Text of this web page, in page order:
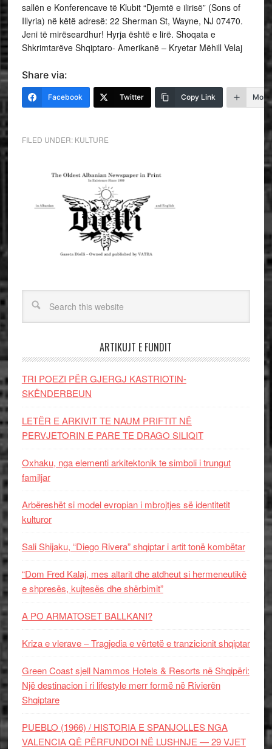
sallën e Konferencave të Klubit “Djemtë e ilirisë” (Sons of
Illyria) në këtë adresë: 22 Sherman St, Wayne, NJ 07470.
Jeni të mirëseardhur! Hyrja është e lirë. Shoqata e
Shkrimtarëve Shqiptaro- Amerikanë – Kryetar Mëhill Velaj
Share via:
Facebook Twitter Copy Link More
FILED UNDER: KULTURE
ARTIKUJT E FUNDIT
TRI POEZI PËR GJERGJ KASTRIOTIN-
SKËNDERBEUN
LETËR E ARKIVIT TE NAUM PRIFTIT NË
PERVJETORIN E PARE TE DRAGO SILIQIT
Oxhaku, nga elementi arkitektonik te simboli i trungut
familjar
Arbëreshët si model evropian i mbrojtjes së identitetit
kulturor
Sali Shijaku, “Diego Rivera” shqiptar i artit tonë kombëtar
“Dom Fred Kalaj, mes altarit dhe atdheut si hermeneutikë
e shpresës, kujtesës dhe shërbimit”
A PO ARMATOSET BALLKANI?
Kriza e vlerave – Tragjedia e vërtetë e tranzicionit shqiptar
Green Coast sjell Nammos Hotels & Resorts në Shqipëri:
Një destinacion i ri lifestyle merr formë në Rivierën
Shqiptare
PUEBLO (1966) / HISTORIA E SPANJOLLES NGA
VALENCIA QË PËRFUNDOI NË LUSHNJE — 29 VJET